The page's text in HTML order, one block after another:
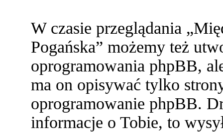
W czasie przeglądania
Pogańska” możemy też
oprogramowania phpBB,
ma on opisywać tylko
oprogramowanie phpBB.
informacje o Tobie, to